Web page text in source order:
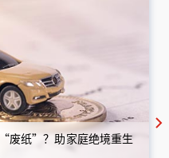
废纸”？助家庭绝境重生